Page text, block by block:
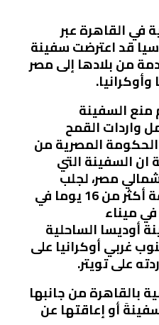
في القاهرة عبر
قد اعترضت سفينة
من بلادها إلى مصر
منع السفينة
تحمل واردات القمح
الحكومة المصرية من
السفينة التي
مصر، لجلب
الشحنات وقطعت مسافة أكثر من 16 يوما في
ميناء
أوديسا الساحلية
غربي أوكرانيا على
على تويتر.
بالقاهرة من جانبها
أو إعاقتها عن